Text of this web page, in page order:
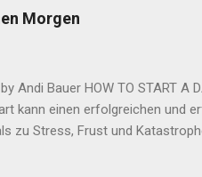
in der Rolle des neuen
Captain ist er schlicht
Morgen
Andi Bauer HOW TO START A
kann einen erfolgreichen und
zu Stress, Frust und
harrt noch ihrer